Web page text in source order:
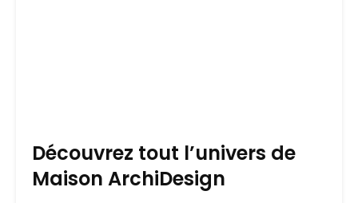
Découvrez tout l’univers de
Maison ArchiDesign